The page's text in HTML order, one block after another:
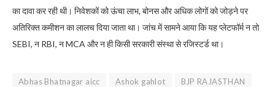
का दावा कर रही थी। निवेशकों को ऊंचा लाभ, बोनस और अधिक लोगों को जोड़ने पर
अतिरिक्त कमीशन का लालच दिया जाता था। जांच में सामने आया कि यह प्लेटफॉर्म न तो
SEBI, न RBI, न MCA और न ही किसी सरकारी संस्था से रजिस्टर्ड था।
Abhas Bhatnagar aicc Ashok gahlot
BJP RAJASTHAN